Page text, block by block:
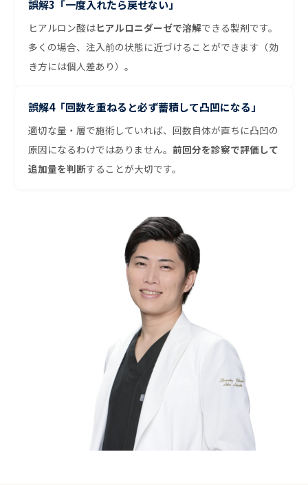
誤解3「一度入れたら戻せない」
ヒアルロン酸はヒアルロニダーゼで溶解できる製剤です。
多くの場合、注入前の状態に近づけることができます（効
き方には個人差あり）。
誤解4「回数を重ねると必ず蓄積して凸凹になる」
適切な量・層で施術していれば、回数自体が直ちに凸凹の
原因になるわけではありません。前回分を診察で評価して
追加量を判断することが大切です。